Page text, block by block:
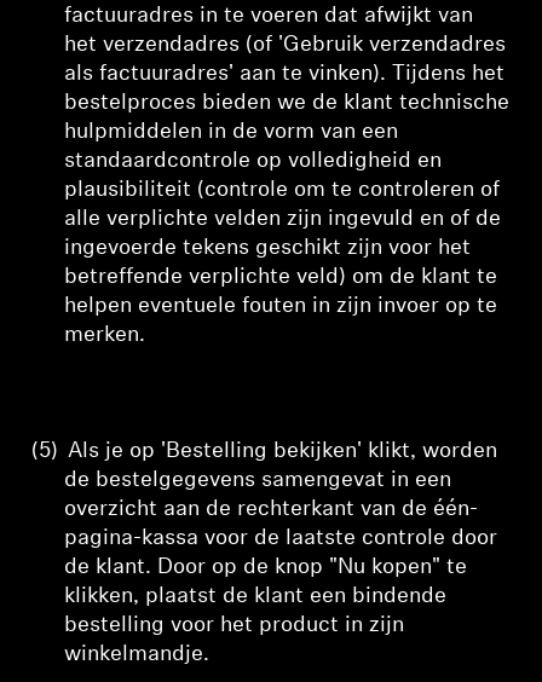
factuuradres in te voeren dat afwijkt van
het verzendadres (of 'Gebruik verzendadres
als factuuradres' aan te vinken). Tijdens het
bestelproces bieden we de klant technische
hulpmiddelen in de vorm van een
standaardcontrole op volledigheid en
plausibiliteit (controle om te controleren of
alle verplichte velden zijn ingevuld en of de
ingevoerde tekens geschikt zijn voor het
betreffende verplichte veld) om de klant te
helpen eventuele fouten in zijn invoer op te
merken.
(5) Als je op 'Bestelling bekijken' klikt, worden
de bestelgegevens samengevat in een
overzicht aan de rechterkant van de één-
pagina-kassa voor de laatste controle door
de klant. Door op de knop "Nu kopen" te
klikken, plaatst de klant een bindende
bestelling voor het product in zijn
winkelmandje.